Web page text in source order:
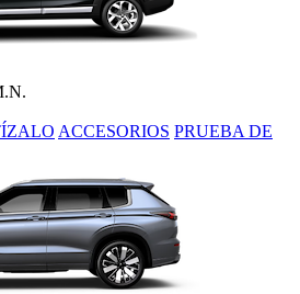
ACCESORIOS PRUEBA DE